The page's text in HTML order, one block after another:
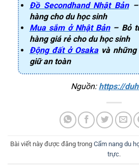
Đồ Secondhand Nhật Bản–
hàng cho du học sinh
Mua sắm ở Nhật Bản– Bỏ
hàng giá rẻ cho du học sinh
Động đất ở Osakavà những
giữ an toàn
Nguồn: https://
Bài viết này được đăng trong Cẩm nang du
trực.